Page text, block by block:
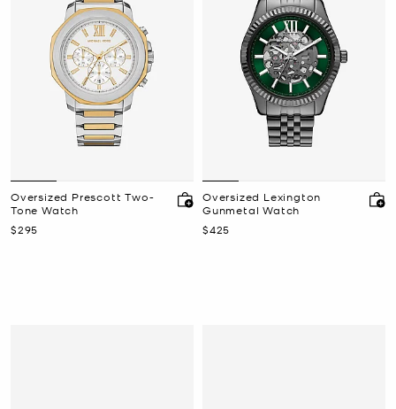
Oversized Prescott Two-
Tone Watch
Ahora
$295
Oversized Lexington
Gunmetal Watch
Ahora
$425